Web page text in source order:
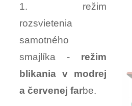
1. režim
rozsvietenia
samotného
smajlíka - režim
blikania v modrej
a červenej farbe.